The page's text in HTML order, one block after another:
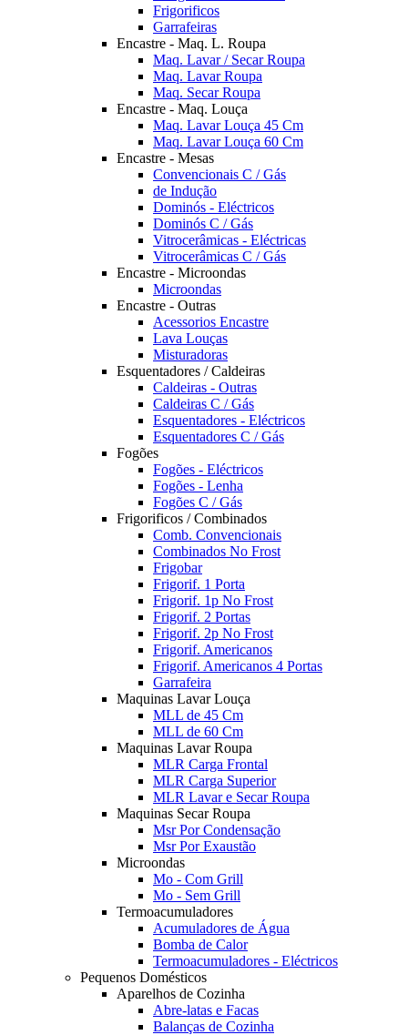
Frigorificos
Garrafeiras
Encastre - Maq. L. Roupa
Maq. Lavar / Secar Roupa
Maq. Lavar Roupa
Maq. Secar Roupa
Encastre - Maq. Louça
Maq. Lavar Louça 45 Cm
Maq. Lavar Louça 60 Cm
Encastre - Mesas
Convencionais C / Gás
de Indução
Dominós - Eléctricos
Dominós C / Gás
Vitrocerâmicas - Eléctricas
Vitrocerâmicas C / Gás
Encastre - Microondas
Microondas
Encastre - Outras
Acessorios Encastre
Lava Louças
Misturadoras
Esquentadores / Caldeiras
Caldeiras - Outras
Caldeiras C / Gás
Esquentadores - Eléctricos
Esquentadores C / Gás
Fogões
Fogões - Eléctricos
Fogões - Lenha
Fogões C / Gás
Frigorificos / Combinados
Comb. Convencionais
Combinados No Frost
Frigobar
Frigorif. 1 Porta
Frigorif. 1p No Frost
Frigorif. 2 Portas
Frigorif. 2p No Frost
Frigorif. Americanos
Frigorif. Americanos 4 Portas
Garrafeira
Maquinas Lavar Louça
MLL de 45 Cm
MLL de 60 Cm
Maquinas Lavar Roupa
MLR Carga Frontal
MLR Carga Superior
MLR Lavar e Secar Roupa
Maquinas Secar Roupa
Msr Por Condensação
Msr Por Exaustão
Microondas
Mo - Com Grill
Mo - Sem Grill
Termoacumuladores
Acumuladores de Água
Bomba de Calor
Termoacumuladores - Eléctricos
Pequenos Domésticos
Aparelhos de Cozinha
Abre-latas e Facas
Balanças de Cozinha